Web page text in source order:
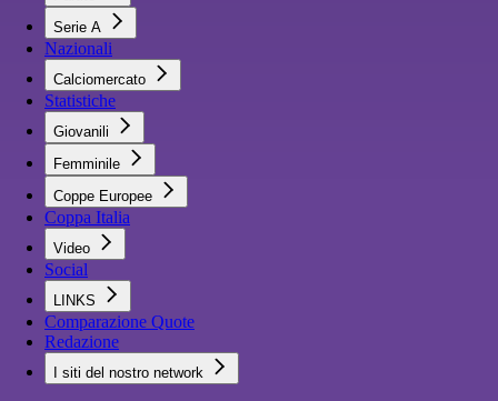
Serie A
Nazionali
Calciomercato
Statistiche
Giovanili
Femminile
Coppe Europee
Coppa Italia
Video
Social
LINKS
Comparazione Quote
Redazione
I siti del nostro network